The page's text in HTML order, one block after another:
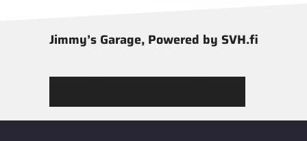
Jimmy’s Garage, Powered by SVH.fi